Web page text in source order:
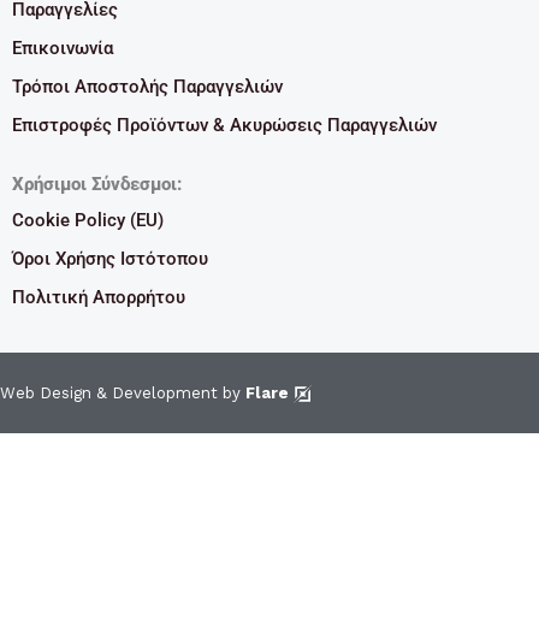
Παραγγελίες
Επικοινωνία
Τρόποι Αποστολής Παραγγελιών
Επιστροφές Προϊόντων & Ακυρώσεις Παραγγελιών
Χρήσιμοι Σύνδεσμοι:
Cookie Policy (EU)
Όροι Χρήσης Ιστότοπου
Πολιτική Απορρήτου
Web Design & Development by Flare